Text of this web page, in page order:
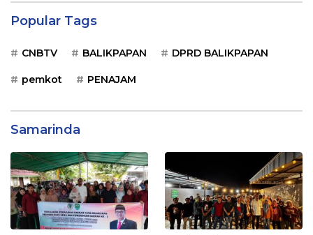
Popular Tags
CNBTV BALIKPAPAN DPRD BALIKPAPAN
pemkot PENAJAM
Samarinda